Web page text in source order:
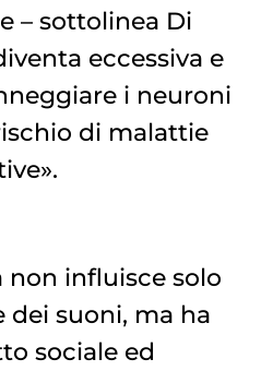
– sottolinea Di
eccessiva e
i neuroni
di malattie
non influisce solo
dei suoni, ma ha
sociale ed